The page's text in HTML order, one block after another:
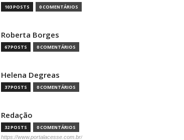
103 POSTS 0 COMENTÁRIOS
Roberta Borges
67 POSTS 0 COMENTÁRIOS
Helena Degreas
37 POSTS 0 COMENTÁRIOS
Redação
32 POSTS 0 COMENTÁRIOS
https://www.portalacesse.com.br/